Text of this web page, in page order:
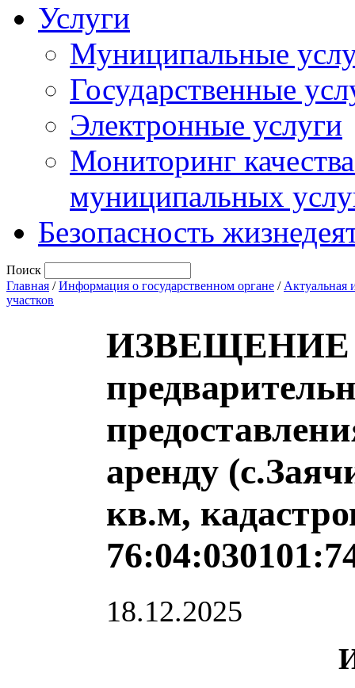
Услуги
Муниципальные
Государственные
Электронные услуги
Мониторинг
муниципальных
Безопасность
Поиск
Главная /Информация о государственном органе / Актуальная
участков
ИЗВЕЩЕНИЕ
аренду
кв.м,
18.12.2025